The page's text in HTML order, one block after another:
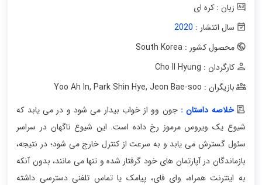
زبان : کره ای
سال انتشار : 2020
محصول کشور : South Korea
کارگردان : Cho Il Hyung
بازیگران : Yoo Ah In
, Park Shin Hye, Jeon Bae-soo
خلاصه داستان :جون وو از خواب بیدار می شود و در می یابد که
شیوع یک ویروس مرموز رخ داده است. این شیوع ناگهان در سراسر
سئول گسترش می یابد و به سرعت از کنترل خارج می شود؛ در نتیجه،
بازماندگان در آپارتمان های خود گرفتار شده و تنها می مانند، بدون آنکه
به اینترنت همراه، وای فای، پیامک یا تماس تلفنی دسترسی داشته